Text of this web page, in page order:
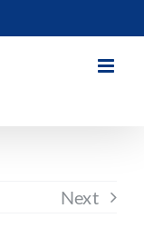
Next